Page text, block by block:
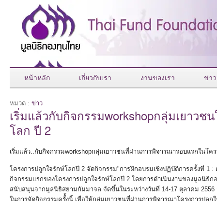
หน้าหลัก เกี่ยวกับเรา งานของเรา ข่าว
หมวด : ข่าว
เริ่มแล้วกับกิจกรรมworkshopกลุ่มเยาวช
โลก ปี 2
เริ่มแล้ว..กับกิจกรรมworkshopกลุ่มเยาวชนที่ผ่านการพิจารณารอบแรกในโค
โครงการปลูกใจรักษ์โลกปี 2 จัดกิจกรรม"การฝึกอบรมเชิงปฏิบัติการครั้งที่ 1
กิจกรรมแรกของโครงการปลูกใจรักษ์โลกปี 2 โดยการดำเนินงานของมูลนิธิ
สนับสนุนจากมูลนิธิสยามกัมมาจล จัดขึ้นในระหว่างวันที่ 14-17 ตุลาคม
ในการจัดกิจกรรมครั้้งนี้ เพื่อให้กลุ่มเยาวชนที่ผ่านการพิจารณาโครงการปลูก